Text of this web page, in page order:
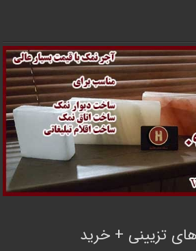
تزیینی + خرید